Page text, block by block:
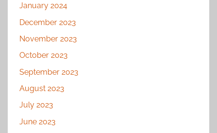
January 2024
December 2023
November 2023
October 2023
September 2023
August 2023
July 2023
June 2023